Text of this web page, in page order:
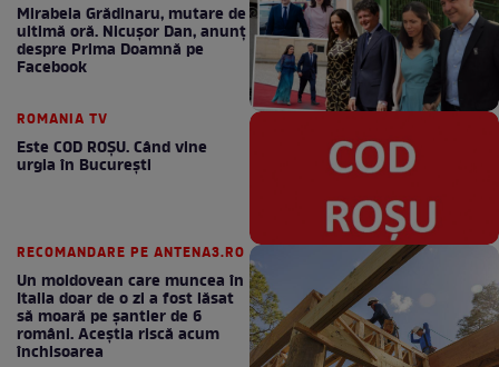
Mirabela Grădinaru, mutare de
ultimă oră. Nicuşor Dan, anunţ
despre Prima Doamnă pe
Facebook
ROMANIA TV
Este COD ROŞU. Când vine
urgia în Bucureşti
RECOMANDARE PE ANTENA3.RO
Un moldovean care muncea în
Italia doar de o zi a fost lăsat
să moară pe şantier de 6
români. Aceștia riscă acum
închisoarea